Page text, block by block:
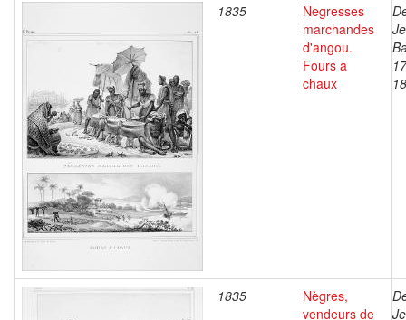
1835
Negresses
marchandes
d'angou.
Fours a
chaux
1835
Nègres,
vendeurs de